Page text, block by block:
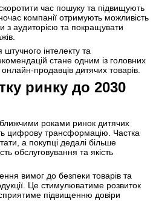
час пошуку та підвищують
компанії отримують можливість
з аудиторією та покращувати
інтелекту та
стане одним із головних
продавців дитячих товарів.
ринку до 2030
роками ринок дитячих
цифрову трансформацію. Частка
а покупці дедалі більше
обслуговування та якість
вимог до безпеки товарів та
Це стимулюватиме розвиток
сприятиме підвищенню довіри